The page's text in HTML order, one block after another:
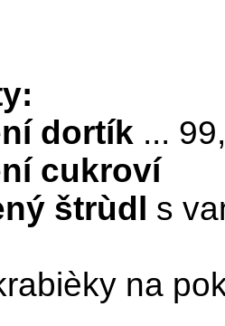
dortík ...
cukroví
štrùdl
s
na